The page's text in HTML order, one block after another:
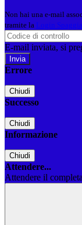
Non hai una e-mail
tramite la Login
E-mail inviata, si
Errore
Chiudi
Successo
Chiudi
Informazione
Chiudi
Attendere...
Attendere il